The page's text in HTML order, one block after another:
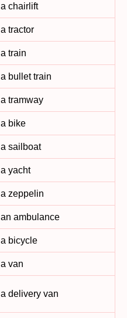
a chairlift
a tractor
a train
a bullet train
a tramway
a bike
a sailboat
a yacht
a zeppelin
an ambulance
a bicycle
a van
a delivery van